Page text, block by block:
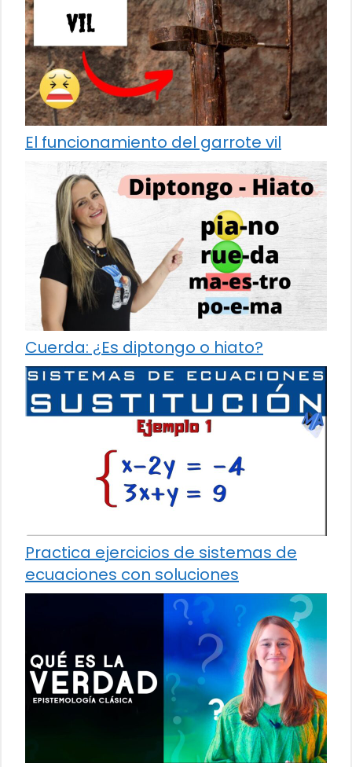
El funcionamiento del garrote vil
Cuerda: ¿Es diptongo o hiato?
Practica ejercicios de sistemas de
ecuaciones con soluciones